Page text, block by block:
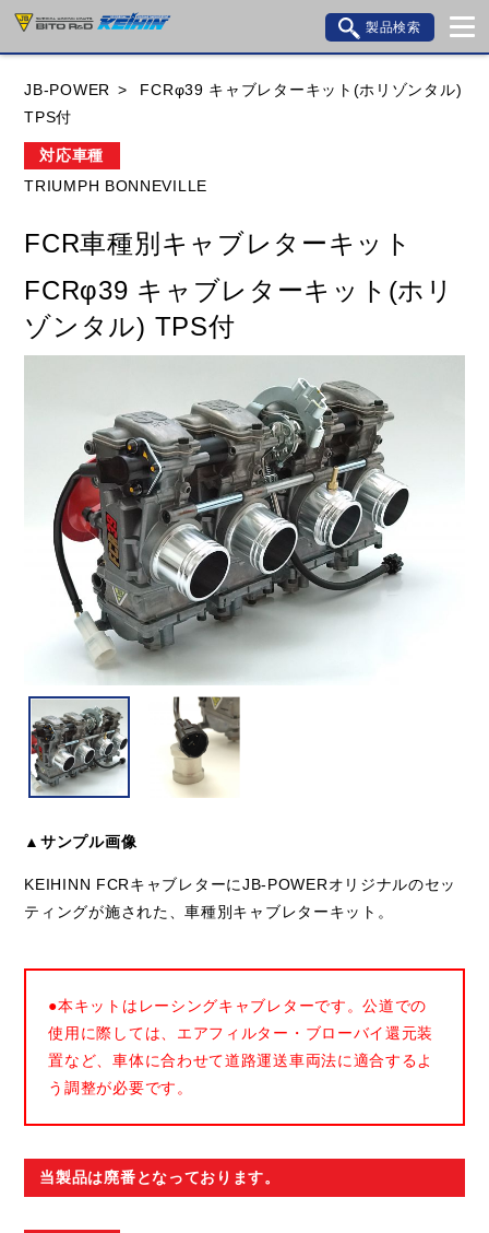
製品検索
HONDA YAMAHA
KAWASAKI BMW DUCATI GILERA
HUSQVANA KTM MOTO GUZZI
TRIUMPH
閉じる
JB-POWER
FCRφ39 キャブレターキット(ホリゾンタル)
TPS付
対応車種
TRIUMPH BONNEVILLE
FCR車種別キャブレターキット
FCRφ39 キャブレターキット(ホリ
ゾンタル) TPS付
▲サンプル画像
KEIHINN FCRキャブレターにJB-POWERオリジナルのセッ
ティングが施された、車種別キャブレターキット。
●本キットはレーシングキャブレターです。公道での
使用に際しては、エアフィルター・ブローバイ還元装
置など、車体に合わせて道路運送車両法に適合するよ
う調整が必要です。
当製品は廃番となっております。